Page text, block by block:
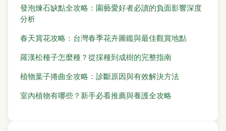
發泡煉石缺點全攻略：園藝愛好者必讀的負面影響深度
分析
春天賞花攻略：台灣春季花卉圖鑑與最佳觀賞地點
羅漢松種子怎麼種？從採種到成樹的完整指南
植物葉子捲曲全攻略：診斷原因與有效解決方法
室內植物有哪些？新手必看推薦與養護全攻略